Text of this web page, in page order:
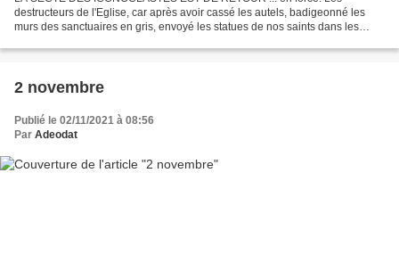
destructeurs de l'Eglise, car après avoir cassé les autels, badigeonné les
murs des sanctuaires en gris, envoyé les statues de nos saints dans les
2 novembre
Publié le 02/11/2021 à 08:56
Par Adeodat